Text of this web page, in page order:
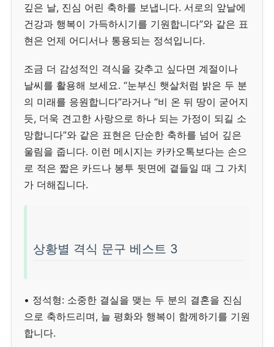
깊은 날, 진심 어린 축하를 보냅니다. 서로의 앞날에
건강과 행복이 가득하시기를 기원합니다”와 같은 표
현은 언제 어디서나 통용되는 정석입니다.
조금 더 감성적인 격식을 갖추고 싶다면 계절이나
날씨를 활용해 보세요. “눈부신 햇살처럼 밝은 두 분
의 미래를 응원합니다”라거나 “비 온 뒤 땅이 굳어지
듯, 더욱 견고한 사랑으로 하나 되는 가정이 되길 소
망합니다”와 같은 표현은 단순한 축하를 넘어 깊은
울림을 줍니다. 이런 메시지는 카카오톡보다는 손으
로 적은 짧은 카드나 봉투 뒷면에 곁들일 때 그 가치
가 더해집니다.
상황별 격식 문구 베스트 3
• 정석형: 소중한 결실을 맺는 두 분의 결혼을 진심
으로 축하드리며, 늘 평화와 행복이 함께하기를 기원
합니다.